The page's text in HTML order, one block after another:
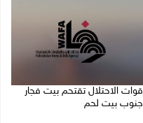
قوات الاحتلال تقتحم بيت فجار
جنوب بيت لحم